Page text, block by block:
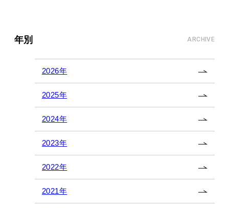
年別 ARCHIVE
2026年
2025年
2024年
2023年
2022年
2021年